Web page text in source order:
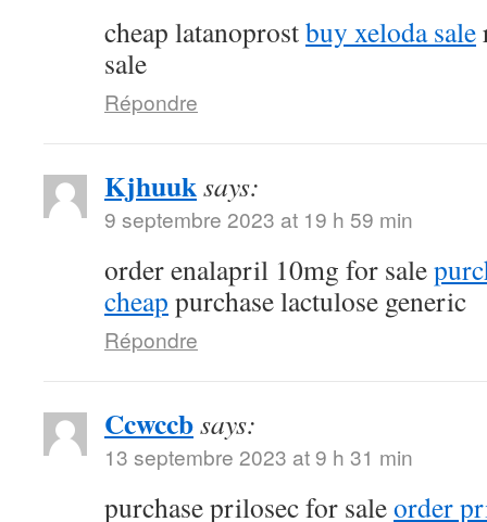
cheap latanoprostbuy xeloda sale
sale
Répondre
Kjhuuksays:
9 septembre 2023 at 19 h 59 min
order enalapril 10mg for sale
cheap purchase lactulose generic
Répondre
Ccwccbsays:
13 septembre 2023 at 9 h 31 min
purchase prilosec for saleorder